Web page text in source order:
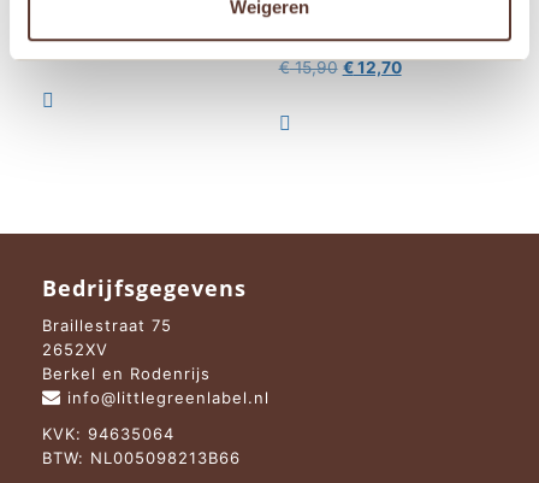
Weigeren
Sensorische Stapelslak
€17,50Oorspronkelijke
€14,95Huidige

Sensorische fles –
Groente
€15,90Oorspronkelijke
€12,70Huidige

Bedrijfsgegevens
Braillestraat 75
2652XV
Berkel en Rodenrijs
info@littlegreenlabel.nl
KVK: 94635064
BTW: NL005098213B66